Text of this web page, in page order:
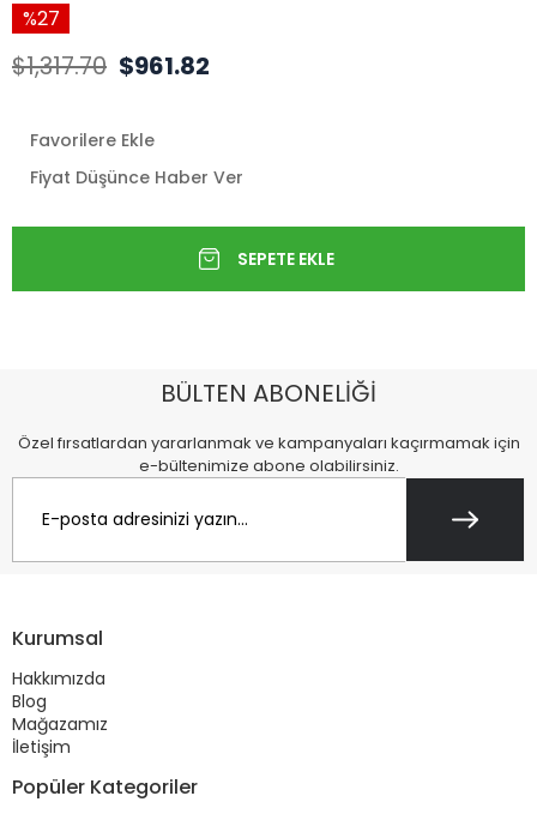
27
$1,317.70 $961.82
Favorilere Ekle
Fiyat Düşünce Haber Ver
BÜLTEN ABONELİĞİ
Özel fırsatlardan yararlanmak ve kampanyaları kaçırmamak için
e-bültenimize abone olabilirsiniz.
Kurumsal
Hakkımızda
Blog
Mağazamız
İletişim
Popüler Kategoriler